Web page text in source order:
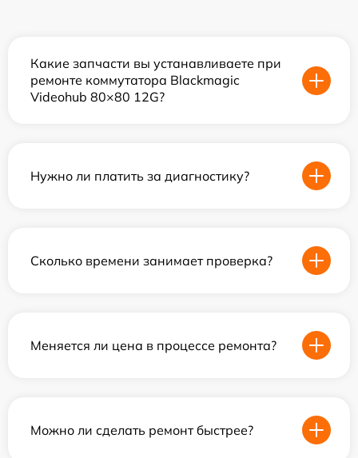
Какие запчасти вы устанавливаете при
ремонте коммутатора Blackmagic
Videohub 80×80 12G?
Нужно ли платить за диагностику?
Сколько времени занимает проверка?
Меняется ли цена в процессе ремонта?
Можно ли сделать ремонт быстрее?